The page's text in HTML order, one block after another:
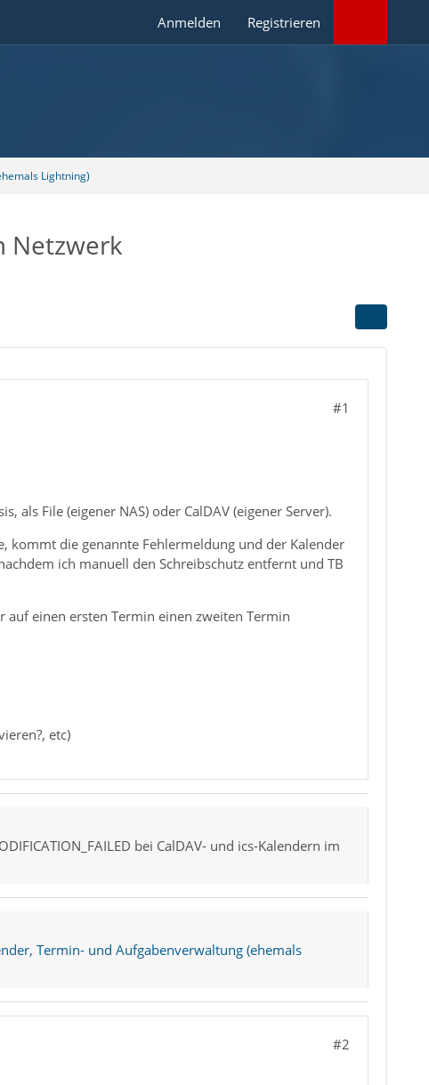
Anmelden Registrieren
Lightning)
Netzwerk
#1
als File (eigener NAS) oder CalDAV (eigener Server).
kommt die genannte Fehlermeldung und der Kalender
ich manuell den Schreibschutz entfernt und TB
auf einen ersten Termin einen zweiten Termin
etc)
bei CalDAV- und ics-Kalendern im
Termin- und Aufgabenverwaltung (ehemals
#2